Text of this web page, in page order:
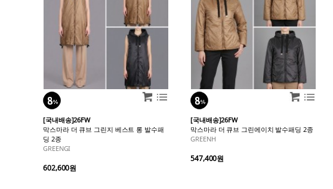
[국내배송]26FW
막스마라 더 큐브 그린지 베스트 롱 발수패
딩 2종
GREENGI
602,600원
[국내배송]26FW
막스마라 더 큐브 그린에이치 발수패딩 2종
GREENH
547,400원